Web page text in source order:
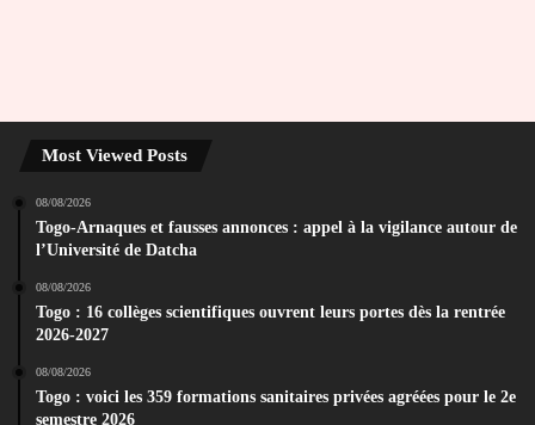
Most Viewed Posts
08/08/2026
Togo-Arnaques et fausses annonces : appel à la vigilance autour de
l’Université de Datcha
08/08/2026
Togo : 16 collèges scientifiques ouvrent leurs portes dès la rentrée
2026-2027
08/08/2026
Togo : voici les 359 formations sanitaires privées agréées pour le 2e
semestre 2026